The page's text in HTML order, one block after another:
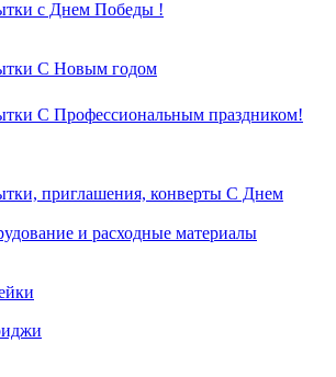
с Днем Победы !
С Новым годом
С Профессиональным праздником!
приглашения, конверты С Днем
и расходные материалы